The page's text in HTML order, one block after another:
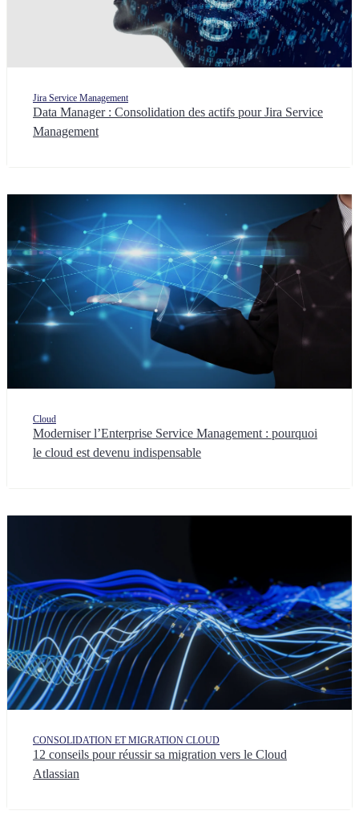
Jira Service Management
Data Manager : Consolidation des actifs pour Jira Service
Management
Cloud
Moderniser l’Enterprise Service Management : pourquoi
le cloud est devenu indispensable
CONSOLIDATION ET MIGRATION CLOUD
12 conseils pour réussir sa migration vers le Cloud
Atlassian